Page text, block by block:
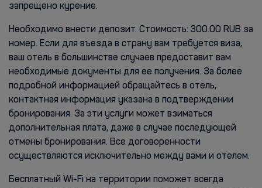
запрещено курение.
Необходимо внести депозит. Стоимость: 300.00 RUB за
номер. Если для въезда в страну вам требуется виза,
ваш отель в большинстве случаев предоставит вам
необходимые документы для ее получения. За более
подробной информацией обращайтесь в отель,
контактная информация указана в подтверждении
бронирования. За эти услуги может взиматься
дополнительная плата, даже в случае последующей
отмены бронирования. Все договоренности
осуществляются исключительно между вами и отелем.
Бесплатный Wi-Fi на территории поможет всегда